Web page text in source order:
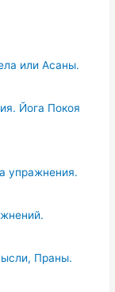
или Асаны.
Йога Покоя
упражнения.
Праны.